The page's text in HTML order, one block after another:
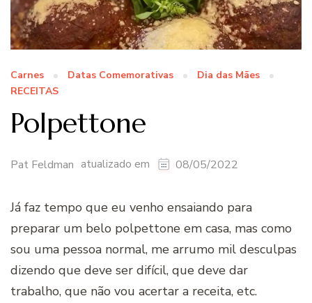
Carnes Datas Comemorativas
Dia das Mães
RECEITAS
Polpettone
Pat Feldman atualizado em 08/05/2022
Já faz tempo que eu venho ensaiando para
preparar um belo polpettone em casa, mas como
sou uma pessoa normal, me arrumo mil desculpas
dizendo que deve ser difícil, que deve dar
trabalho, que não vou acertar a receita, etc.